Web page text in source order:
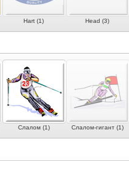
Hart (1) Head (3)
Слалом (1) Слалом-гигант (1)